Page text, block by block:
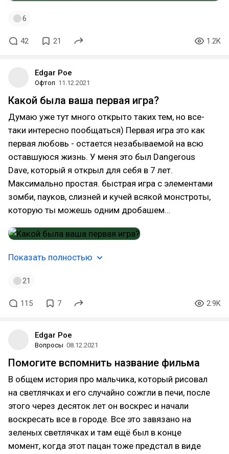
6
42 21 1.2K
Edgar Poe
Офтоп 11.12.2021
Какой была ваша первая игра?
Думаю уже тут много открыто таких тем, но все-
таки интересно пообщаться) Первая игра это как
первая любовь - остается незабываемой на всю
оставшуюся жизнь. У меня это был Dangerous
Dave, который я открыл для себя в 7 лет.
Максимально простая. быстрая игра с элементами
зомби, пауков, слизней и кучей всякой монстроты,
которую ты можешь одним дробашем…
Показать полностью
21
115 7 2.9K
Edgar Poe
Вопросы 08.12.2021
Помогите вспомнить название фильма
В общем история про мальчика, который рисовал
на светлячках и его случайно сожгли в печи, после
этого через десяток лет он воскрес и начали
воскресать все в городе. Все это завязано на
зеленых светлячках и там ещё был в конце
момент, когда этот пацан тоже предстал в виде